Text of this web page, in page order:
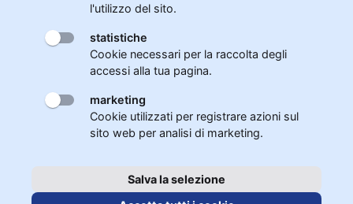
l'utilizzo del sito.
statistiche
Cookie necessari per la raccolta degli
accessi alla tua pagina.
marketing
Cookie utilizzati per registrare azioni sul
sito web per analisi di marketing.
Salva la selezione